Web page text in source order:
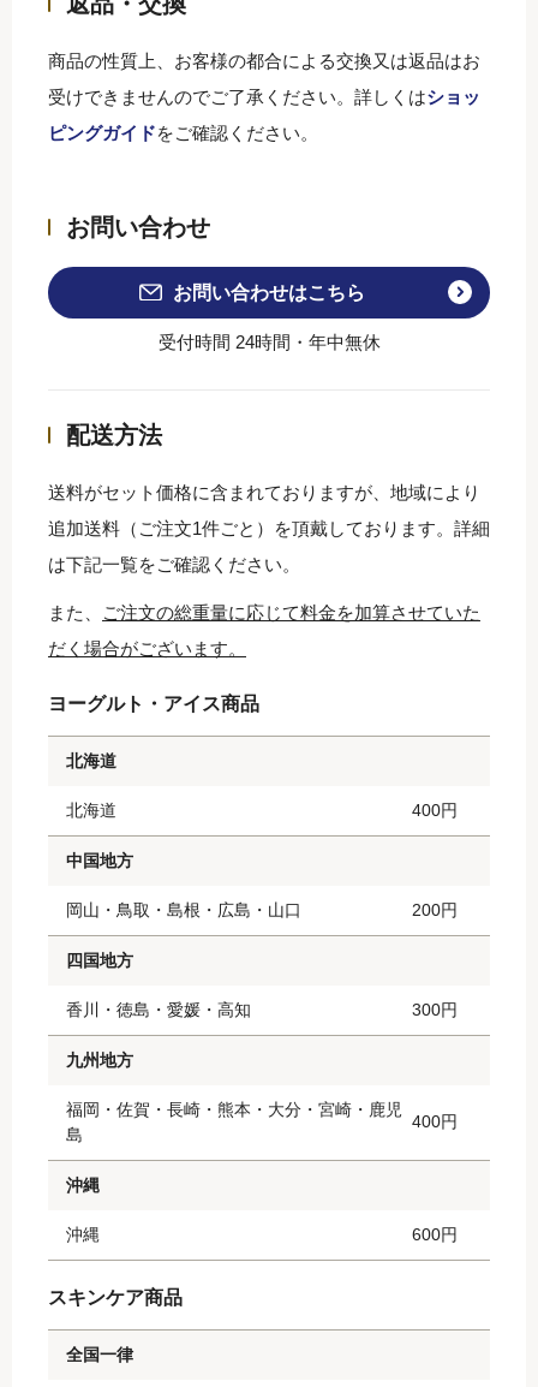
商品の性質上、お客様の都合による交換又は返品はお
受けできませんのでご了承ください。詳しくはショッ
ピングガイドをご確認ください。
お問い合わせ
お問い合わせはこちら
受付時間 24時間・年中無休
配送方法
送料がセット価格に含まれておりますが、地域により
追加送料（ご注文1件ごと）を頂戴しております。詳細
は下記一覧をご確認ください。
また、
ご注文の総重量に応じて料金を加算させていた
だく場合がございます。
ヨーグルト・アイス商品
北海道
北海道 400円
中国地方
岡山・鳥取・島根・広島・山口 200円
四国地方
香川・徳島・愛媛・高知 300円
九州地方
福岡・佐賀・長崎・熊本・大分・宮崎・鹿児
島
400円
沖縄
沖縄 600円
スキンケア商品
全国一律